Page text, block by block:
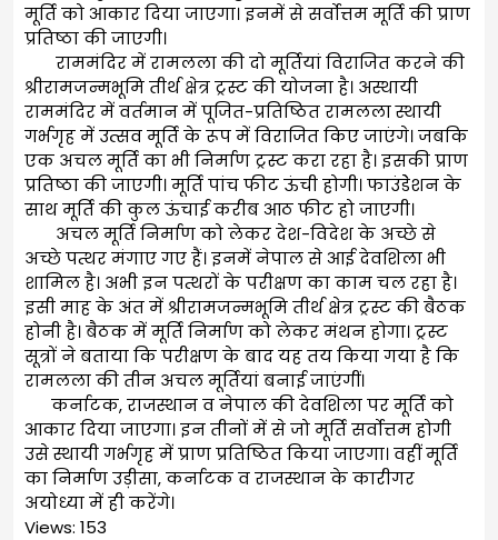
मूर्ति को आकार दिया जाएगा। इनमें से सर्वोत्तम मूर्ति की प्राण
प्रतिष्ठा की जाएगी।
राममंदिर में रामलला की दो मूर्तियां विराजित करने की
श्रीरामजन्मभूमि तीर्थ क्षेत्र ट्रस्ट की योजना है। अस्थायी
राममंदिर में वर्तमान में पूजित-प्रतिष्ठित रामलला स्थायी
गर्भगृह में उत्सव मूर्ति के रूप में विराजित किए जाएंगे। जबकि
एक अचल मूर्ति का भी निर्माण ट्रस्ट करा रहा है। इसकी प्राण
प्रतिष्ठा की जाएगी। मूर्ति पांच फीट ऊंची होगी। फाउंडेेशन के
साथ मूर्ति की कुल ऊंचाई करीब आठ फीट हो जाएगी।
अचल मूर्ति निर्माण को लेकर देश-विदेश के अच्छे से
अच्छे पत्थर मंगाए गए हैं। इनमें नेपाल से आई देवशिला भी
शामिल है। अभी इन पत्थरों के परीक्षण का काम चल रहा है।
इसी माह के अंत में श्रीरामजन्मभूमि तीर्थ क्षेत्र ट्रस्ट की बैठक
होनी है। बैठक में मूर्ति निर्माण को लेकर मंथन होगा। ट्रस्ट
सूत्रों ने बताया कि परीक्षण के बाद यह तय किया गया है कि
रामलला की तीन अचल मूर्तियां बनाई जाएंगीं।
कर्नाटक, राजस्थान व नेपाल की देवशिला पर मूर्ति को
आकार दिया जाएगा। इन तीनों में से जो मूर्ति सर्वोत्तम होगी
उसे स्थायी गर्भगृह में प्राण प्रतिष्ठित किया जाएगा। वहीं मूर्ति
का निर्माण उड़ीसा, कर्नाटक व राजस्थान के कारीगर
अयोध्या में ही करेंगे।
Views: 153